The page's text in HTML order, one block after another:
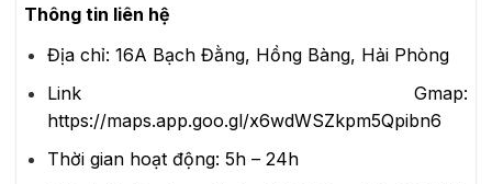
Thông tin liên hệ
Địa chỉ: 16A Bạch Đằng, Hồng Bàng, Hải Phòng
Link Gmap:
https://maps.app.goo.gl/x6wdWSZkpm5Qpibn6
Thời gian hoạt động: 5h – 24h